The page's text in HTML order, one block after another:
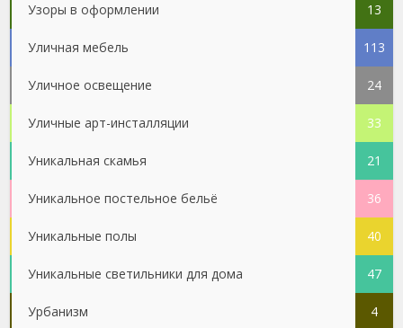
Узоры в оформлении 13
Уличная мебель 113
Уличное освещение 24
Уличные арт-инсталляции 33
Уникальная скамья 21
Уникальное постельное бельё 36
Уникальные полы 40
Уникальные светильники для дома 47
Урбанизм 4